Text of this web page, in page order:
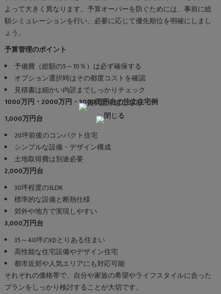
よって大きく異なります。予算オーバーを防ぐためには、事前に総
額シミュレーションを行い、必要に応じて優先順位を明確にしまし
ょう。
予算管理のポイント
予備費（総額の5～10％）は必ず確保する
オプション選択時はその都度コストを確認
見積書は細かい内訳までしっかりチェック
1000万円・2000万円・3000万円台の注文住宅例
1,000万円台
20坪前後のコンパクト住宅
シンプルな設備・デザイン構成
土地取得費は別途必要
2,000万円台
30坪程度の3LDK
標準的な設備と断熱仕様
郊外や地方で実現しやすい
3,000万円台
35～40坪のゆとりある住まい
高性能な住宅設備やデザイン住宅
都市近郊や人気エリアにも対応可能
それぞれの価格帯で、自分や家族の希望やライフスタイルに合った
プランをしっかり検討することが大切です。